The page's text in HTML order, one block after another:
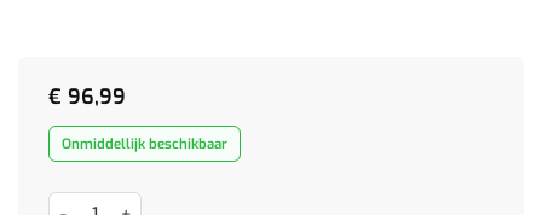
€ 96,99
Onmiddellijk beschikbaar
Lamelbodem Zwart en Grijs 90 x 190 cm Hout en Metaal aantal